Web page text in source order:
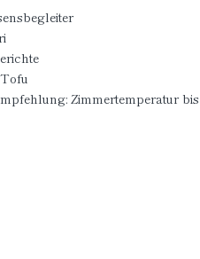
Zimmertemperatur bis